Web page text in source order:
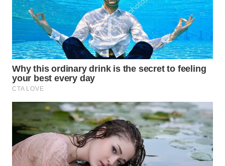
WN
NUSANTARA
WN
JOGJA
WN
WN
BALI
WN